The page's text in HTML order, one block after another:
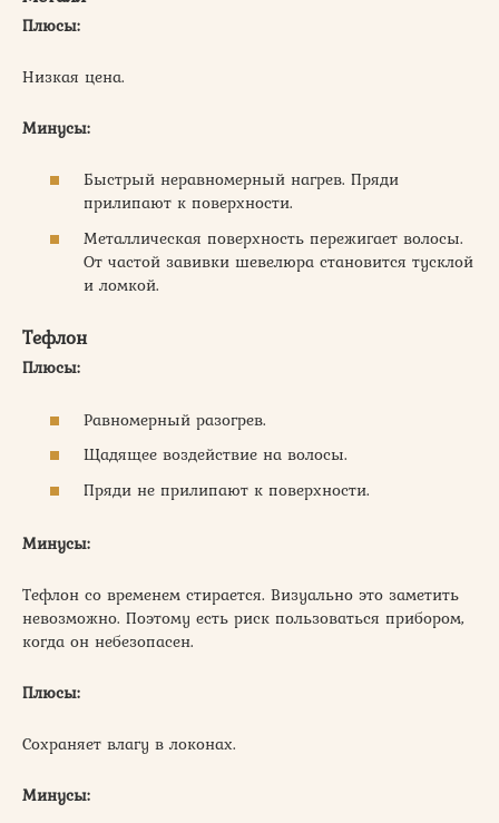
Плюсы:
Низкая цена.
Минусы:
Быстрый неравномерный нагрев. Пряди
прилипают к поверхности.
Металлическая поверхность пережигает волосы.
От частой завивки шевелюра становится тусклой
и ломкой.
Тефлон
Плюсы:
Равномерный разогрев.
Щадящее воздействие на волосы.
Пряди не прилипают к поверхности.
Минусы:
Тефлон со временем стирается. Визуально это заметить
невозможно. Поэтому есть риск пользоваться прибором,
когда он небезопасен.
Плюсы:
Сохраняет влагу в локонах.
Минусы: